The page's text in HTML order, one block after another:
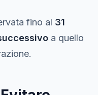
fino al 31
a quello